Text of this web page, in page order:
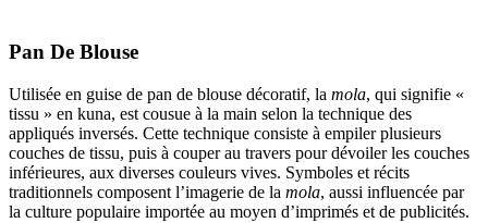
Pan De Blouse
Utilisée en guise de pan de blouse décoratif, la mola, qui signifie «
tissu » en kuna, est cousue à la main selon la technique des
appliqués inversés. Cette technique consiste à empiler plusieurs
couches de tissu, puis à couper au travers pour dévoiler les couches
inférieures, aux diverses couleurs vives. Symboles et récits
traditionnels composent l’imagerie de la mola, aussi influencée par
la culture populaire importée au moyen d’imprimés et de publicités.